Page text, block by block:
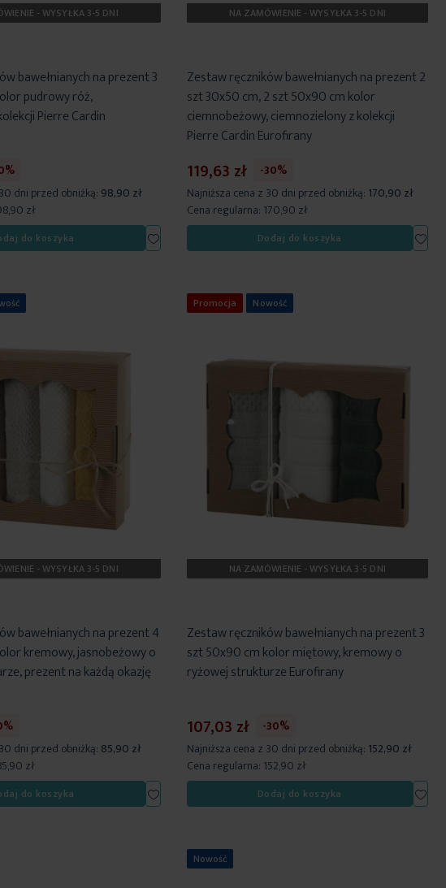
- WYSYŁKA 3-5 DNI
bawełnianych na prezent 3
pudrowy róż,
Pierre Cardin
dni przed obniżką: 98,90 zł
zł
do koszyka
Dodaj
do
NA ZAMÓWIENIE - WYSYŁKA 3-5 DNI
Zestaw ręczników bawełnianych na prezent 2
szt 30x50 cm, 2 szt 50x90 cm kolor
ciemnobeżowy, ciemnozielony z kolekcji
Pierre Cardin Eurofirany
119,63 zł
-30%
Najniższa cena z 30 dni przed obniżką: 170,90 zł
Cena regularna: 170,90 zł
Dodaj do koszyka
Dodaj
do
- WYSYŁKA 3-5 DNI
bawełnianych na prezent 4
kremowy, jasnobeżowy o
prezent na każdą okazję
dni przed obniżką: 85,90 zł
zł
do koszyka
Dodaj
do
Promocja Nowość
NA ZAMÓWIENIE - WYSYŁKA 3-5 DNI
Zestaw ręczników bawełnianych na prezent 3
szt 50x90 cm kolor miętowy, kremowy o
ryżowej strukturze Eurofirany
107,03 zł
-30%
Najniższa cena z 30 dni przed obniżką: 152,90 zł
Cena regularna: 152,90 zł
Dodaj do koszyka
Dodaj
do
Nowość